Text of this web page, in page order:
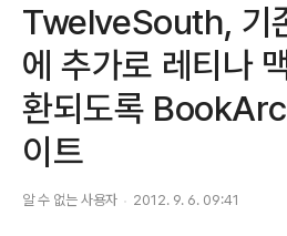
TwelveSouth, 기
에 추가로 레티나
환되도록 BookArc
이트
알 수 없는 사용자 2012. 9. 6. 09:41